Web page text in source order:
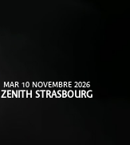
MAR 10 NOVEMBRE 2026
ZENITH STRASBOURG